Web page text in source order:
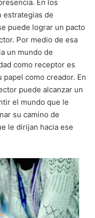
En los
estrategias de
puede lograr un pacto
Por medio de esa
un mundo de
como receptor es
como creador. En
puede alcanzar un
el mundo que le
su camino de
le dirijan hacia ese